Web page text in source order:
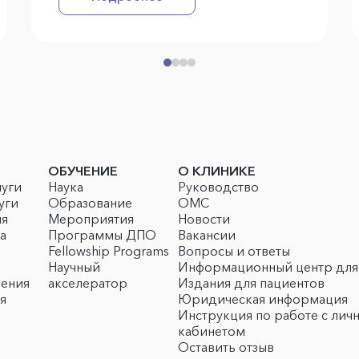
ОБУЧЕНИЕ
Наука
Образование
Мероприятия
Программы ДПО
Fellowship Programs
Научный
акселератор
О КЛИНИКЕ
Руководство
ОМС
Новости
Вакансии
Вопросы и ответы
Информационный центр для
Издания для пациентов
Юридическая информация
Инструкция по работе с
кабинетом
Оставить отзыв